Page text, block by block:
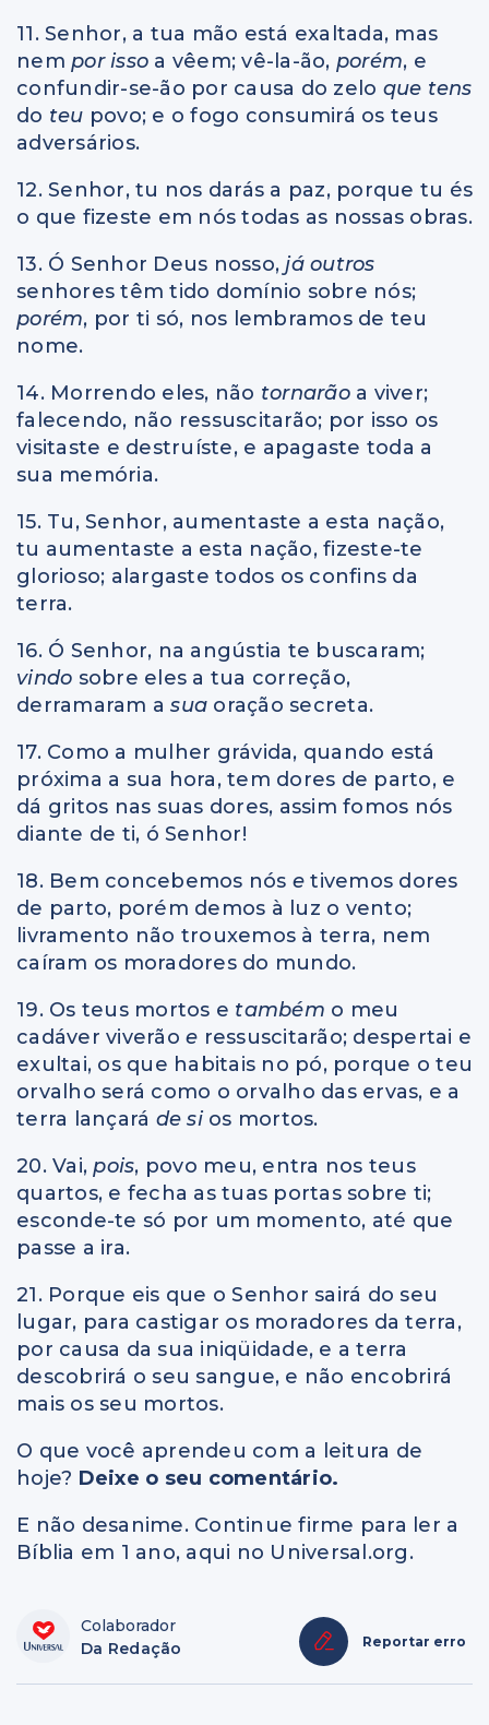
11. Senhor, a tua mão está exaltada, mas
nem por isso a vêem; vê-la-ão, porém, e
confundir-se-ão por causa do zelo que tens
do teu povo; e o fogo consumirá os teus
adversários.
12. Senhor, tu nos darás a paz, porque tu és
o que fizeste em nós todas as nossas obras.
13. Ó Senhor Deus nosso,já outros
senhores têm tido domínio sobre nós;
porém, por ti só, nos lembramos de teu
nome.
14. Morrendo eles, não tornarão a viver;
falecendo, não ressuscitarão; por isso os
visitaste e destruíste, e apagaste toda a
sua memória.
15. Tu, Senhor, aumentaste a esta nação,
tu aumentaste a esta nação, fizeste-te
glorioso; alargaste todos os confins da
terra.
16. Ó Senhor, na angústia te buscaram;
vindo sobre eles a tua correção,
derramaram asua oração secreta.
17. Como a mulher grávida, quando está
próxima a sua hora, tem dores de parto, e
dá gritos nas suas dores, assim fomos nós
diante de ti, ó Senhor!
18. Bem concebemos nós etivemos dores
de parto, porém demos à luz o vento;
livramento não trouxemos à terra, nem
caíram os moradores do mundo.
19. Os teus mortos e também o meu
cadáver viverão e ressuscitarão; despertai e
exultai, os que habitais no pó, porque o teu
orvalho será como o orvalho das ervas, e a
terra lançará de si os mortos.
20. Vai,pois, povo meu, entra nos teus
quartos, e fecha as tuas portas sobre ti;
esconde-te só por um momento, até que
passe a ira.
21. Porque eis que o Senhor sairá do seu
lugar, para castigar os moradores da terra,
por causa da sua iniqüidade, e a terra
descobrirá o seu sangue, e não encobrirá
mais os seu mortos.
O que você aprendeu com a leitura de
hoje? Deixe o seu comentário.
E não desanime. Continue firme para ler a
Bíblia em 1 ano, aqui no Universal.org.
Colaborador
Da Redação
Reportar erro